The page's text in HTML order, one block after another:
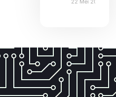
22 Mei 2024